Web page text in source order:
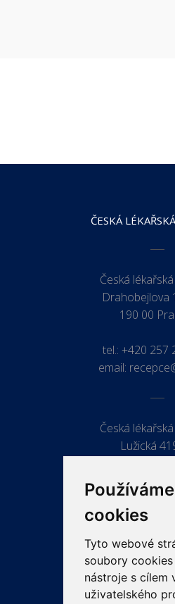
cookies
Tyto webové
soubory
nástroje s cílem
uživatelského
ČESKÁ
Česká
Drahobejlova
190 00
tel.: +420 257
email:
Česká
Lužická
PRO
PRO